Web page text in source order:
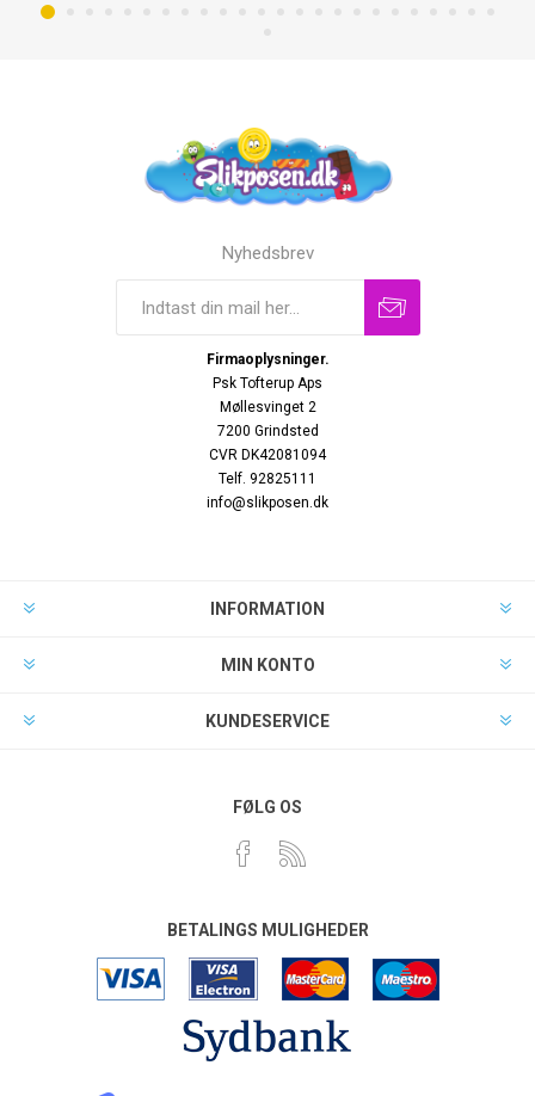
Nyhedsbrev
Firmaoplysninger.
Psk Tofterup Aps
Møllesvinget 2
7200 Grindsted
CVR DK42081094
Telf. 92825111
info@slikposen.dk
INFORMATION
MIN KONTO
KUNDESERVICE
FØLG OS
BETALINGS MULIGHEDER